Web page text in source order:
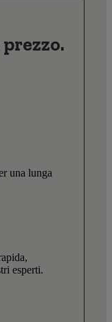
una lunga
esperti.